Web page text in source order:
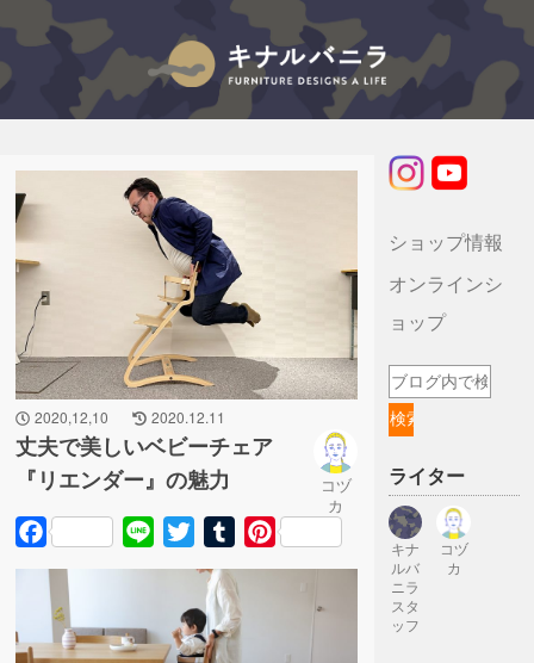
2020,12,10 2020.12.11
丈夫で美しいベビーチェア
『リエンダー』の魅力
コヅ
カ
Facebook Line TwitterTumblrPinterest
ショップ情報
オンラインシ
ョップ
ライター
キナ
ルバ
ニラ
スタ
ッフ
コヅ
カ